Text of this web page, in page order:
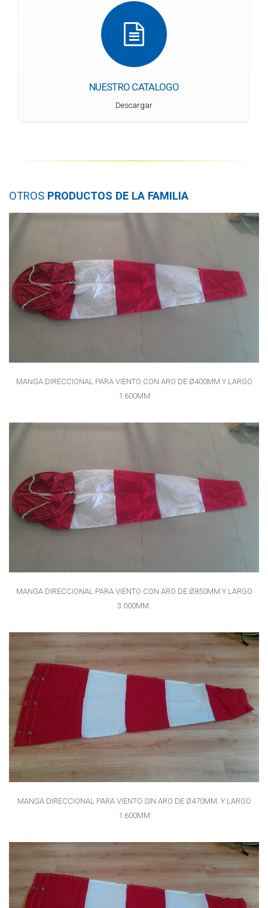
NUESTRO CATALOGO
Descargar
OTROS PRODUCTOS DE LA FAMILIA
MANGA DIRECCIONAL PARA VIENTO CON ARO DE Ø400MM Y LARGO
1.600MM
MANGA DIRECCIONAL PARA VIENTO CON ARO DE Ø850MM Y LARGO
3.000MM.
MANGA DIRECCIONAL PARA VIENTO SIN ARO DE Ø470MM. Y LARGO
1.600MM